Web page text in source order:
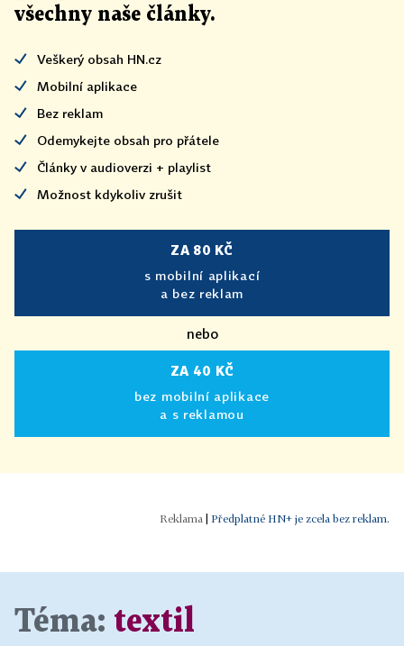
všechny naše články.
Veškerý obsah HN.cz
Mobilní aplikace
Bez reklam
Odemykejte obsah pro přátele
Články v audioverzi + playlist
Možnost kdykoliv zrušit
ZA 80 KČ
s mobilní aplikací
a bez reklam
nebo
ZA 40 KČ
bez mobilní aplikace
a s reklamou
| Předplatné HN+ je zcela bez reklam.
Téma: textil